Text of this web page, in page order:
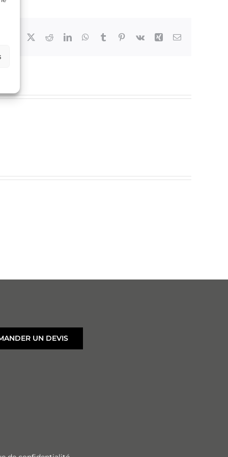
Facebook RedditLinkedInWhatsApp
Tumblr Pinterest
Vk Xing Email
UN DEVIS